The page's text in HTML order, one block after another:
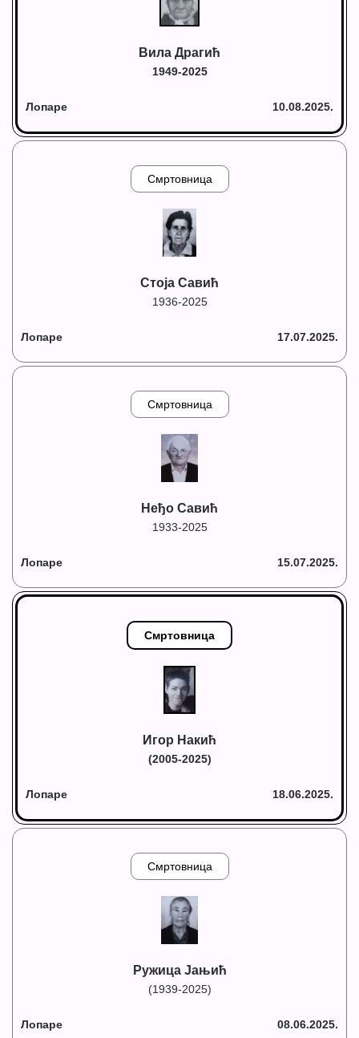
Вила Драгић
1949-2025
Лопаре 10.08.2025.
Смртовница
Стоја Савић
1936-2025
Лопаре 17.07.2025.
Смртовница
Неђо Савић
1933-2025
Лопаре 15.07.2025.
Смртовница
Игор Накић
(2005-2025)
Лопаре 18.06.2025.
Смртовница
Ружица Јањић
(1939-2025)
Лопаре 08.06.2025.